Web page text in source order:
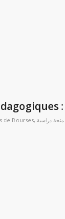
de Bourses, منحة دراسية